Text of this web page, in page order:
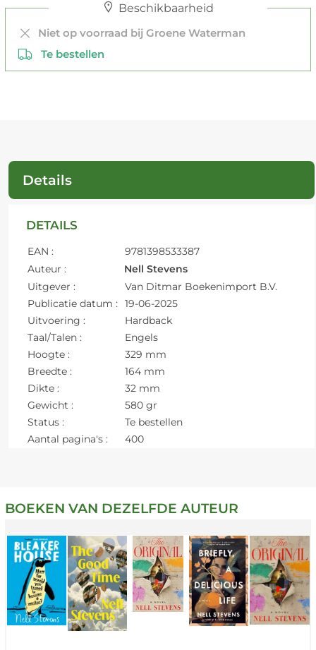
Beschikbaarheid
Niet op voorraad bij Groene Waterman
Te bestellen
Details
DETAILS
EAN :
9781398533387
Auteur :
Nell Stevens
Uitgever :
Van Ditmar Boekenimport B.V.
Publicatie datum :
19-06-2025
Uitvoering :
Hardback
Taal/Talen :
Engels
Hoogte :
329 mm
Breedte :
164 mm
Dikte :
32 mm
Gewicht :
580 gr
Status :
Te bestellen
Aantal pagina's :
400
BOEKEN VAN DEZELFDE AUTEUR